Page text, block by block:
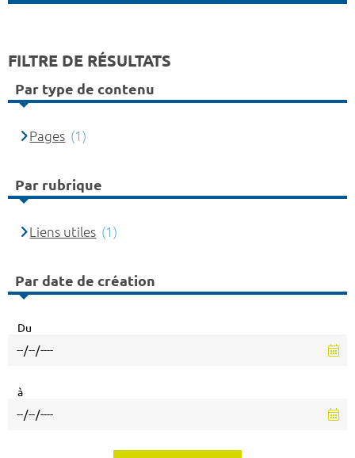
FILTRE DE RÉSULTATS
Par type de contenu
Pages (1)
Par rubrique
Liens utiles (1)
Par date de création
Du
à